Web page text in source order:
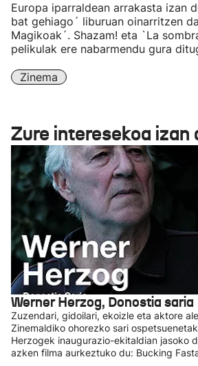
Europa iparraldean arrakasta izan
bat gehiago´ liburuan oinarritzen
Magikoak´. Shazam! eta `La
pelikulak ere nabarmendu gura
Zinema
Zure interesekoa izan
Werner Herzog, Donostia saria
Zuzendari, gidoilari, ekoizle eta aktore
Zinemaldiko ohorezko sari
Herzogek inaugurazio-ekitaldian jasoko
azken filma aurkeztuko du: Bucking